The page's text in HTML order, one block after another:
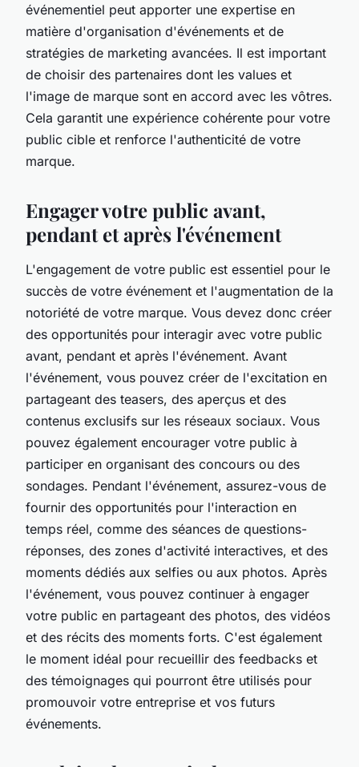
événementiel peut apporter une expertise en
matière d'organisation d'événements et de
stratégies de marketing avancées. Il est important
de choisir des partenaires dont les values et
l'image de marque sont en accord avec les vôtres.
Cela garantit une expérience cohérente pour votre
public cible et renforce l'authenticité de votre
marque.
Engager votre public avant,
pendant et après l'événement
L'engagement de votre public est essentiel pour le
succès de votre événement et l'augmentation de la
notoriété de votre marque. Vous devez donc créer
des opportunités pour interagir avec votre public
avant, pendant et après l'événement. Avant
l'événement, vous pouvez créer de l'excitation en
partageant des teasers, des aperçus et des
contenus exclusifs sur les réseaux sociaux. Vous
pouvez également encourager votre public à
participer en organisant des concours ou des
sondages. Pendant l'événement, assurez-vous de
fournir des opportunités pour l'interaction en
temps réel, comme des séances de questions-
réponses, des zones d'activité interactives, et des
moments dédiés aux selfies ou aux photos. Après
l'événement, vous pouvez continuer à engager
votre public en partageant des photos, des vidéos
et des récits des moments forts. C'est également
le moment idéal pour recueillir des feedbacks et
des témoignages qui pourront être utilisés pour
promouvoir votre entreprise et vos futurs
événements.